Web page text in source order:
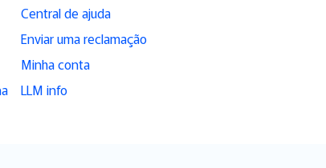
Central de ajuda
Enviar uma reclamação
Minha conta
LLM info